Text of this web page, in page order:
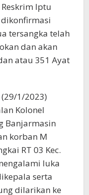
Iptu
tersangka telah
dan akan
atau 351 Ayat
1/2023)
Kolonel
Banjarmasin
korban M
RT 03 Kec.
luka
serta
dilarikan ke